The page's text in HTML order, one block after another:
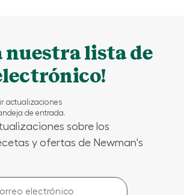
nuestra lista de
actualizaciones
de entrada.
sobre los
y ofertas de Newman's